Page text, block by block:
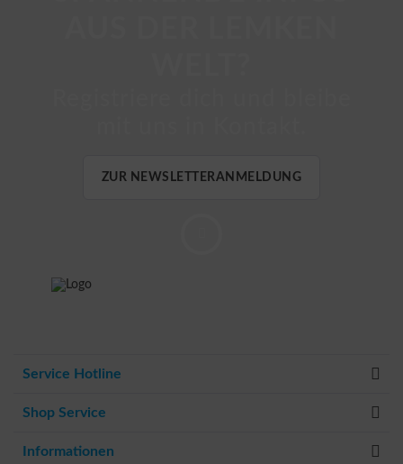
ZUR NEWSLETTERANMELDUNG
Service Hotline
Shop Service
Informationen